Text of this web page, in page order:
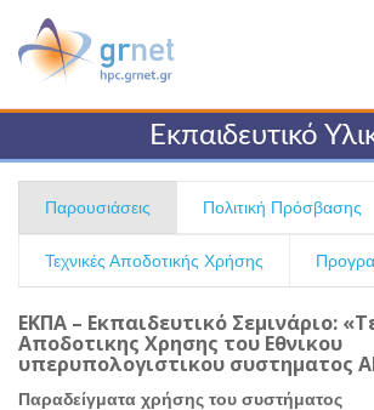
Εκπαιδευτικό
Παρουσιάσεις Πολιτική Πρόσβασης
Τεχνικές Αποδοτικής Χρήσης
ΕΚΠΑ – Εκπαιδευτικό Σεμινάριο:
Αποδοτικης Χρησης του Εθνικου
υπερυπολογιστικου συστηματος
Παραδείγματα χρήσης του συστήματος